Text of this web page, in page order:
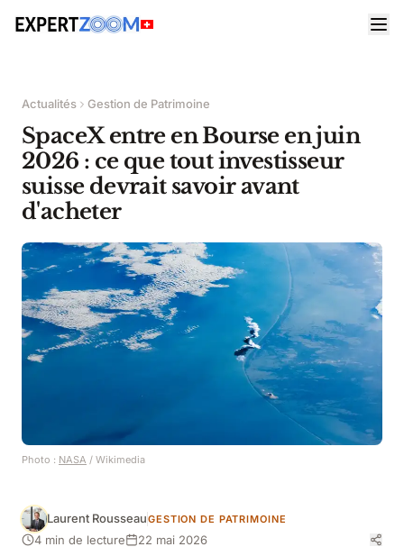
Actualités Gestion de Patrimoine
SpaceX entre en Bourse en juin
2026 : ce que tout investisseur
suisse devrait savoir avant
d'acheter
Photo : NASA / Wikimedia
Laurent RousseauGESTION DE PATRIMOINE
4 min de lecture 22 mai 2026